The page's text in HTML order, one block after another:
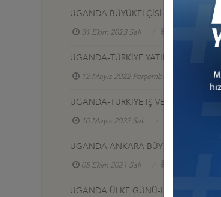
UGANDA BÜYÜKELÇİSİ İLE TOPLANTI
31 Ekim 2023 Salı Türkiye -
UGANDA-TÜRKİYE YATIRIM VE İŞ
12 Mayıs 2022 Perşembe
UGANDA-TÜRKİYE İŞ VE YATIRIM
10 Mayıs 2022 Salı
UGANDA ANKARA BÜYÜKELÇİSİ İLE
05 Ekim 2021 Salı Türkiye -
UGANDA ÜLKE GÜNÜ-ISO, 2 ARALIK